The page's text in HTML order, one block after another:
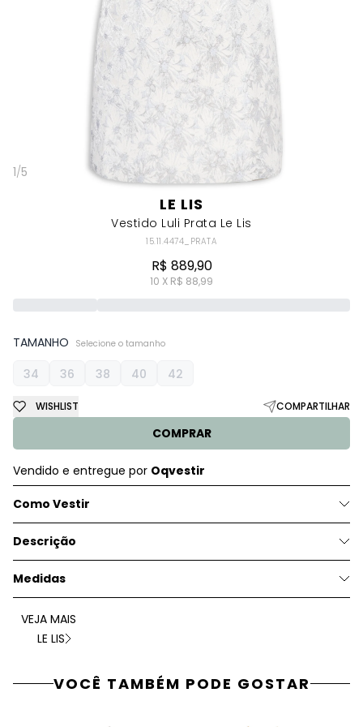
1/5
LE LIS
Vestido Luli Prata Le Lis
15.11.4474_PRATA
R$ 889,90
10 X R$ 88,99
TAMANHO Selecione o tamanho
34 36 38 40 42
COMPRAR
WISHLIST COMPARTILHAR
Vendido e entregue por Oqvestir
Como Vestir
Descrição
Medidas
VEJA MAIS
LE LIS
VOCÊ TAMBÉM PODE GOSTAR